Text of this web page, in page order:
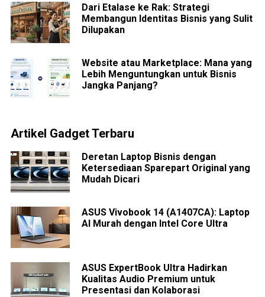
Dari Etalase ke Rak: Strategi
Membangun Identitas Bisnis yang Sulit
Dilupakan
Website atau Marketplace: Mana yang
Lebih Menguntungkan untuk Bisnis
Jangka Panjang?
Artikel Gadget Terbaru
Deretan Laptop Bisnis dengan
Ketersediaan Sparepart Original yang
Mudah Dicari
ASUS Vivobook 14 (A1407CA): Laptop
AI Murah dengan Intel Core Ultra
ASUS ExpertBook Ultra Hadirkan
Kualitas Audio Premium untuk
Presentasi dan Kolaborasi